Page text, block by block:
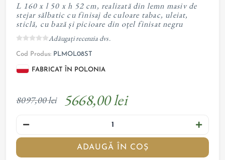
L 160 x l 50 x h 52 cm, realizată din lemn masiv de
stejar sălbatic cu finisaj de culoare tabac, uleiat,
sticlă, cu bază și picioare din oțel finisat negru
Adăugați recenzia dvs.
Cod Produs: PLMOL08ST
FABRICAT ÎN POLONIA
8097,00 lei 5668,00 lei
ADAUGĂ ÎN COȘ